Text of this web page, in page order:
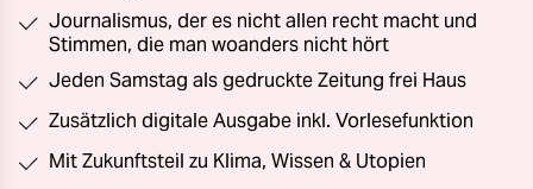
Journalismus, der es nicht allen recht macht und
Stimmen, die man woanders nicht hört
Jeden Samstag als gedruckte Zeitung frei Haus
Zusätzlich digitale Ausgabe inkl. Vorlesefunktion
Mit Zukunftsteil zu Klima, Wissen & Utopien